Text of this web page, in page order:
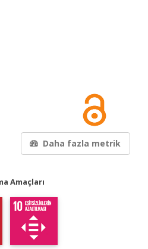
Daha fazla metrik
Amaçları